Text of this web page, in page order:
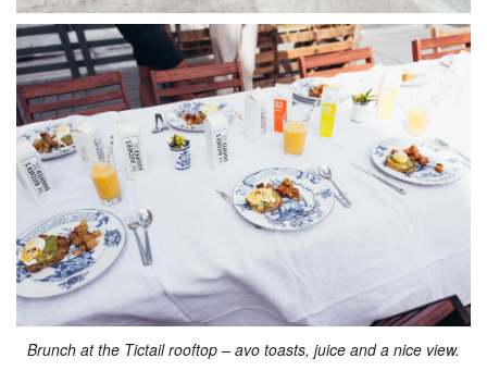
Brunch at the Tictail rooftop – avo toasts, juice and a nice view.